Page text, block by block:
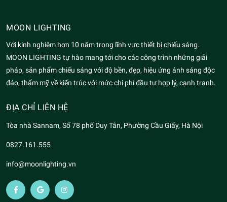
MOON LIGHTING
Với kinh nghiệm hơn 10 năm trong lĩnh vực thiết bị chiếu sáng.
MOON LIGHTING tự hào mang tới cho các công trình những giải
pháp, sản phẩm chiếu sáng với độ bền, đẹp, hiệu ứng ánh sáng độc
đáo, thẩm mỹ về kiến trúc với mức chi phí đầu tư hợp lý, cạnh tranh.
ĐỊA CHỈ LIÊN HỆ
Tòa nhà Sannam, Số 78 phố Duy Tân, Phường Cầu Giấy, Hà Nội
0827.161.555
info@moonlighting.vn